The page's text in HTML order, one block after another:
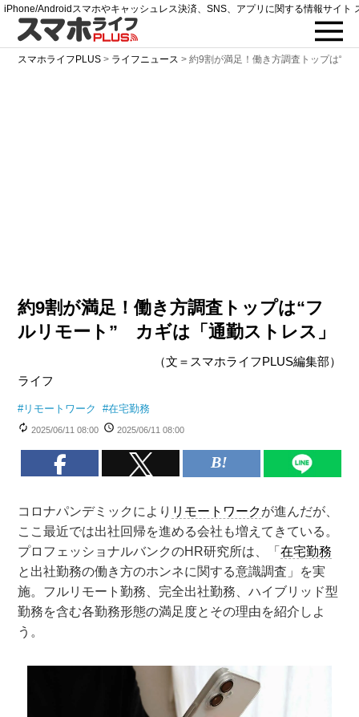
iPhone/Androidスマホやキャッシュレス決済、SNS、アプリに関する情報サイト
スマホライフPLUS > ライフニュース >約9割が満足！働き方調査トップは“
約9割が満足！働き方調査トップは“フ
ルリモート” カギは「通勤ストレス」
（文＝スマホライフPLUS編集部）
ライフ
#リモートワーク #在宅勤務
2025/06/11 08:00 2025/06/11 08:00
コロナパンデミックにより リモートワークが進んだが、
ここ最近では出社回帰を進める会社も増えてきている。
プロフェッショナルバンクのHR研究所は、「在宅勤務
と出社勤務の働き方のホンネに関する意識調査」を実
施。フルリモート勤務、完全出社勤務、ハイブリッド型
勤務を含む各勤務形態の満足度とその理由を紹介しよ
う。